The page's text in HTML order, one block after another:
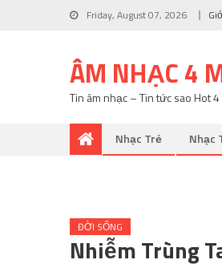
Friday, August 07, 2026
ÂM NHẠC 4
Tin âm nhạc – Tin tức sao Hot 4
Nhạc Trẻ Nhạc
ĐỜI SỐNG
Nhiễm Trùng